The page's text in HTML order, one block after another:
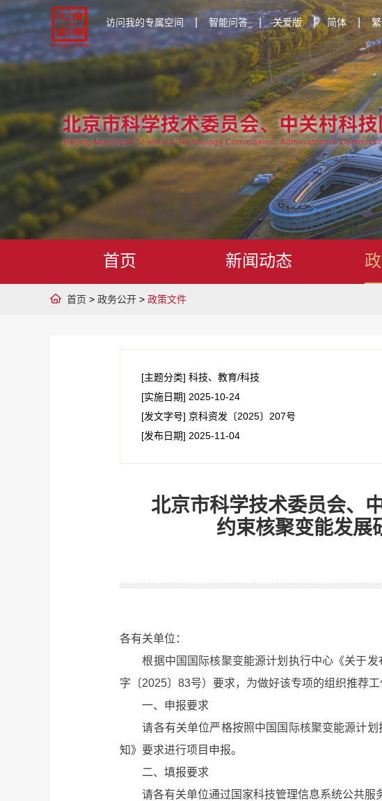
访问我的专属空间 智能问答 | 关爱版 | 简体 |
首页 新闻动态
首页 > 政务公开 > 政策文件
[主题分类] 科技、教育/科技
[实施日期] 2025-10-24
[发文字号] 京科资发 〔2025〕 207号
[发布日期] 2025-11-04
北京市科学技术委员会、
约束核聚变能发展
各有关单位：
根据中国国际核聚变能源计划执行中心《关于发
字〔2025〕83号）要求，为做好该专项的组织推荐工
一、申报要求
请各有关单位严格按照中国国际核聚变能源计划
知》要求进行项目申报。
二、填报要求
请各有关单位通过国家科技管理信息系统公共服